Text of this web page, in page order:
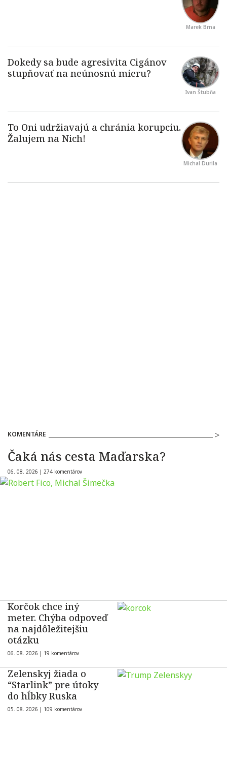
Marek Brna
Ivan Štubňa
Michal Durila
KOMENTÁRE
Čaká nás cesta Maďarska?
06. 08. 2026 | 274 komentárov
Korčok chce iný
meter. Chýba odpoveď
na najdôležitejšiu
otázku
06. 08. 2026 | 19 komentárov
Zelenskyj žiada o
“Starlink” pre útoky
do hĺbky Ruska
05. 08. 2026 | 109 komentárov